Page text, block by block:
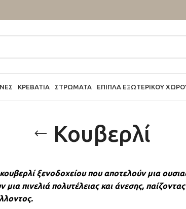
ΚΡΕΒΆΤΙΑ ΣΤΡΏΜΑΤΑ ΈΠΙΠΛΑ ΕΞΩΤΕΡΙΚΟΎ
Κουβερλί
ξενοδοχείου που αποτελούν μια
πινελιά πολυτέλειας και άνεσης,